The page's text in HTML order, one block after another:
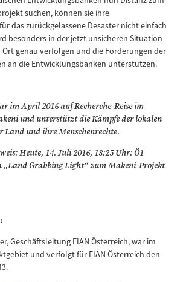
suchen, können sie ihre
das zurückgelassene Desaster nicht einfach
besonders in der jetzt unsicheren Situation
Ort genau verfolgen und die Forderungen der
an die Entwicklungsbanken unterstützen.
im April 2016 auf Recherche-Reise im
und unterstützt die Kämpfe der lokalen
und ihre Menschenrechte.
Heute, 14. Juli 2016, 18:25 Uhr: Ö1
Grabbing Light“ zum Makeni-Projekt
Geschäftsleitung FIAN Österreich, war im
und verfolgt für FIAN Österreich den